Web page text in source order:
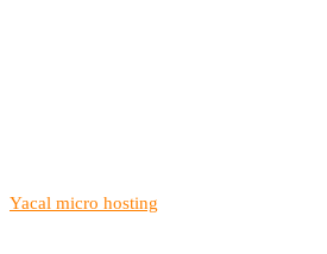
Yacal micro hosting